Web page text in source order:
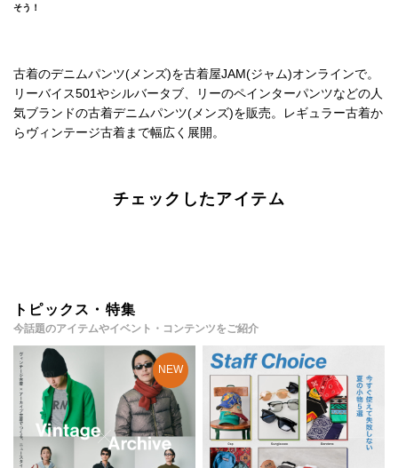
そう！
古着のデニムパンツ(メンズ)を古着屋JAM(ジャム)オンラインで。
リーバイス501やシルバータブ、リーのペインターパンツなどの人
気ブランドの古着デニムパンツ(メンズ)を販売。レギュラー古着か
らヴィンテージ古着まで幅広く展開。
チェックしたアイテム
トピックス・特集
今話題のアイテムやイベント・コンテンツをご紹介